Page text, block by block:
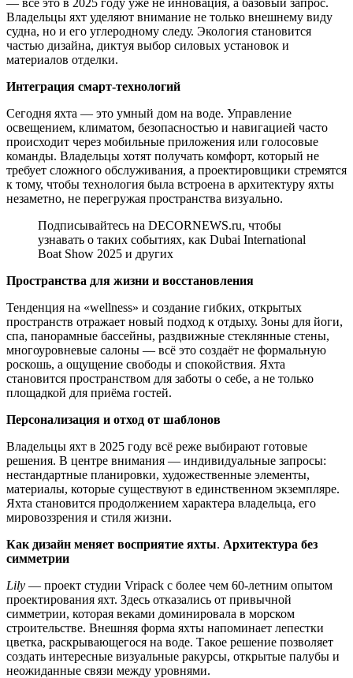
Владельцы яхт уделяют внимание не только внешнему виду
судна, но и его углеродному следу. Экология становится
частью дизайна, диктуя выбор силовых установок и
материалов отделки.
Интеграция смарт-технологий
Сегодня яхта — это умный дом на воде. Управление
освещением, климатом, безопасностью и навигацией часто
происходит через мобильные приложения или голосовые
команды. Владельцы хотят получать комфорт, который не
требует сложного обслуживания, а проектировщики стремятся
к тому, чтобы технология была встроена в архитектуру яхты
незаметно, не перегружая пространства визуально.
Подписывайтесь на DECORNEWS.ru, чтобы
узнавать о таких событиях, как Dubai International
Boat Show 2025 и других
Пространства для жизни и восстановления
Тенденция на «wellness» и создание гибких, открытых
пространств отражает новый подход к отдыху. Зоны для йоги,
спа, панорамные бассейны, раздвижные стеклянные стены,
многоуровневые салоны — всё это создаёт не формальную
роскошь, а ощущение свободы и спокойствия. Яхта
становится пространством для заботы о себе, а не только
площадкой для приёма гостей.
Персонализация и отход от шаблонов
Владельцы яхт в 2025 году всё реже выбирают готовые
решения. В центре внимания — индивидуальные запросы:
нестандартные планировки, художественные элементы,
материалы, которые существуют в единственном экземпляре.
Яхта становится продолжением характера владельца, его
мировоззрения и стиля жизни.
Как дизайн меняет восприятие яхты. Архитектура без
симметрии
Lily — проект студии Vripack с более чем 60-летним опытом
проектирования яхт. Здесь отказались от привычной
симметрии, которая веками доминировала в морском
строительстве. Внешняя форма яхты напоминает лепестки
цветка, раскрывающегося на воде. Такое решение позволяет
создать интересные визуальные ракурсы, открытые палубы и
неожиданные связи между уровнями.